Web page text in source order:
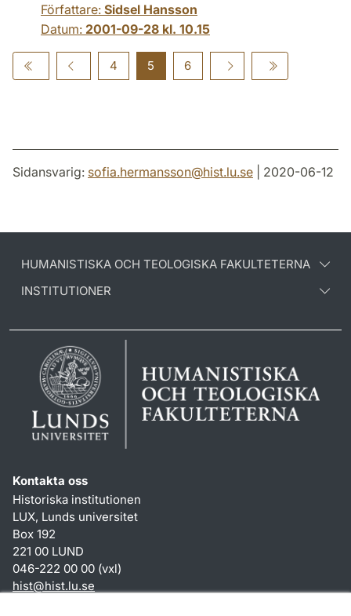
Författare: Sidsel Hansson
Datum: 2001-09-28 kl. 10.15
4 5 6
Sidansvarig: sofia.hermansson@hist.lu.se | 2020-06-12
HUMANISTISKA OCH TEOLOGISKA FAKULTETERNA
INSTITUTIONER
Kontakta oss
Historiska institutionen
LUX, Lunds universitet
Box 192
221 00 LUND
046-222 00 00 (vxl)
hist@hist.lu.se